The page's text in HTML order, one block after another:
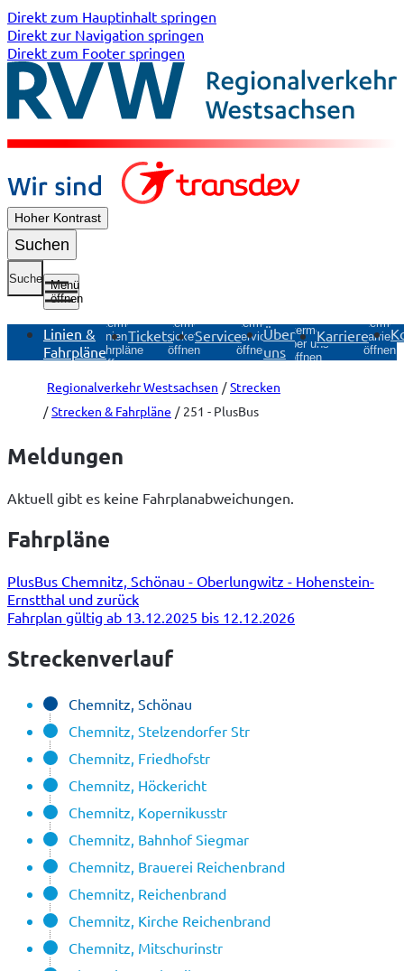
Direkt zum Hauptinhalt springen
Direkt zur Navigation springen
Direkt zum Footer springen
Hoher Kontrast
Suchen
Suche
Menü
öffnen
Linien &
Fahrpläne
Untermenü
Linien &
Fahrpläne
öffnen
Tickets
Untermenü
Tickets
öffnen
Service
Untermenü
Service
öffnen
Über
uns
Untermenü
Über uns
öffnen
KarriereKarriere
öffnen
Regionalverkehr Westsachsen
Strecken
Strecken & Fahrpläne
251 - PlusBus
Meldungen
Aktuell gibt es keine Fahrplanabweichungen.
Fahrpläne
PlusBus Chemnitz, Schönau - Oberlungwitz - Hohenstein-
Ernstthal und zurück
Fahrplan gültig ab 13.12.2025 bis 12.12.2026
Streckenverlauf
Chemnitz, Schönau
Chemnitz, Stelzendorfer Str
Chemnitz, Friedhofstr
Chemnitz, Höckericht
Chemnitz, Kopernikusstr
Chemnitz, Bahnhof Siegmar
Chemnitz, Brauerei Reichenbrand
Chemnitz, Reichenbrand
Chemnitz, Kirche Reichenbrand
Chemnitz, Mitschurinstr